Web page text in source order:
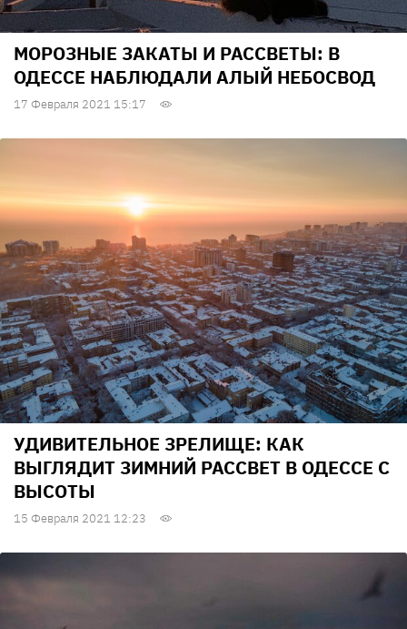
МОРОЗНЫЕ ЗАКАТЫ И РАССВЕТЫ: В
ОДЕССЕ НАБЛЮДАЛИ АЛЫЙ НЕБОСВОД
17 Февраля 2021 15:17
УДИВИТЕЛЬНОЕ ЗРЕЛИЩЕ: КАК
ВЫГЛЯДИТ ЗИМНИЙ РАССВЕТ В ОДЕССЕ С
ВЫСОТЫ
15 Февраля 2021 12:23